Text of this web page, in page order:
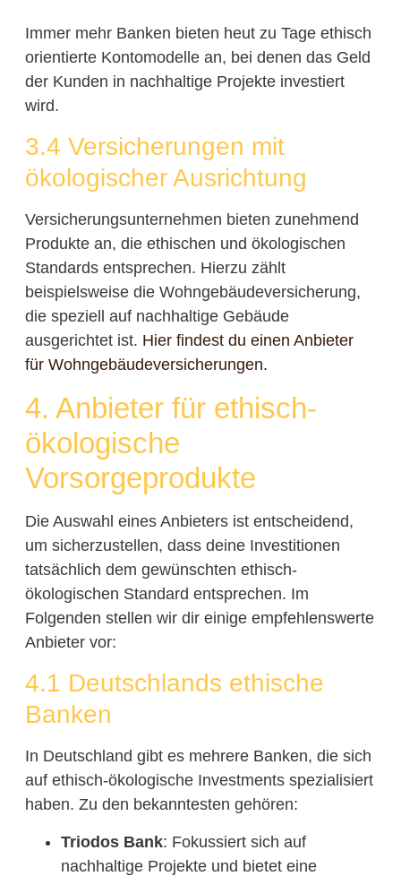
Immer mehr Banken bieten heut zu Tage ethisch
orientierte Kontomodelle an, bei denen das Geld
der Kunden in nachhaltige Projekte investiert
wird.
3.4 Versicherungen mit
ökologischer Ausrichtung
Versicherungsunternehmen bieten zunehmend
Produkte an, die ethischen und ökologischen
Standards entsprechen. Hierzu zählt
beispielsweise die Wohngebäudeversicherung,
die speziell auf nachhaltige Gebäude
ausgerichtet ist. Hier findest du einen Anbieter
für Wohngebäudeversicherungen.
4. Anbieter für ethisch-
ökologische
Vorsorgeprodukte
Die Auswahl eines Anbieters ist entscheidend,
um sicherzustellen, dass deine Investitionen
tatsächlich dem gewünschten ethisch-
ökologischen Standard entsprechen. Im
Folgenden stellen wir dir einige empfehlenswerte
Anbieter vor:
4.1 Deutschlands ethische
Banken
In Deutschland gibt es mehrere Banken, die sich
auf ethisch-ökologische Investments spezialisiert
haben. Zu den bekanntesten gehören:
Triodos Bank: Fokussiert sich auf
nachhaltige Projekte und bietet eine